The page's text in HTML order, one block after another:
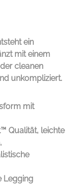
ein
mit einem
cleanen
unkompliziert.
mit
Qualität, leichte
Legging